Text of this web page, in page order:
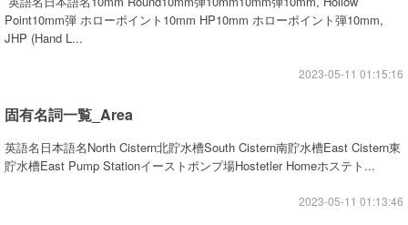
Point10mm弾 ホローポイント10mm HP10mm ホローポイント弾10mm,
JHP (Hand L...
2023-05-11 01:15:16
固有名詞一覧_Area
英語名日本語名North Cistern北貯水槽South Cistern南貯水槽East Cistern東
貯水槽East Pump Stationイーストポンプ場Hostetler Homeホステト...
2023-05-11 01:13:46